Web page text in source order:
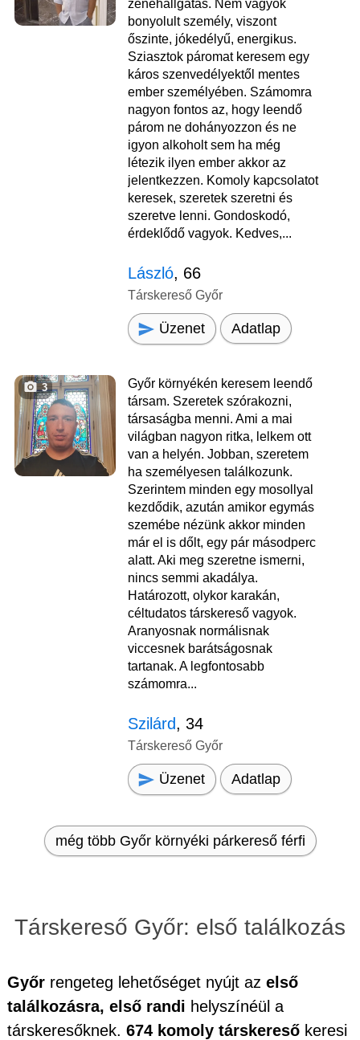
zenehallgatás. Nem vagyok
bonyolult személy, viszont
őszinte, jókedélyű, energikus.
Sziasztok páromat keresem egy
káros szenvedélyektől mentes
ember személyében. Számomra
nagyon fontos az, hogy leendő
párom ne dohányozzon és ne
igyon alkoholt sem ha még
létezik ilyen ember akkor az
jelentkezzen. Komoly kapcsolatot
keresek, szeretek szeretni és
szeretve lenni. Gondoskodó,
érdeklődő vagyok. Kedves,...
László, 66
Társkereső Győr
Üzenet Adatlap
3
Győr környékén keresem leendő
társam. Szeretek szórakozni,
társaságba menni. Ami a mai
világban nagyon ritka, lelkem ott
van a helyén. Jobban, szeretem
ha személyesen találkozunk.
Szerintem minden egy mosollyal
kezdődik, azután amikor egymás
szemébe nézünk akkor minden
már el is dőlt, egy pár másodperc
alatt. Aki meg szeretne ismerni,
nincs semmi akadálya.
Határozott, olykor karakán,
céltudatos társkereső vagyok.
Aranyosnak normálisnak
viccesnek barátságosnak
tartanak. A legfontosabb
számomra...
Szilárd, 34
Társkereső Győr
Üzenet Adatlap
még több Győr környéki párkereső férfi
Társkereső Győr: első találkozás
Győr rengeteg lehetőséget nyújt az első
találkozásra, első randi helyszínéül a
társkeresőknek. 674 komoly társkereső keresi